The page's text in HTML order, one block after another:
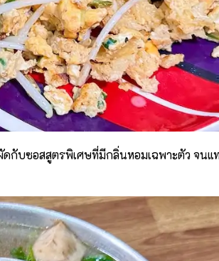
ดกับซอสสูตรพิเศษที่มีกลิ่นหอมเฉพาะตัว จนแ